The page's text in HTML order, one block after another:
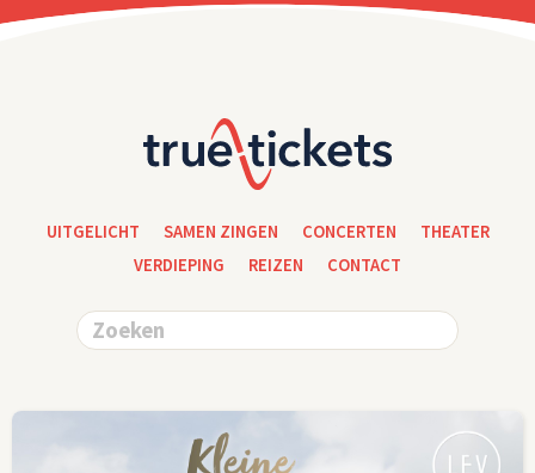
UITGELICHT SAMEN ZINGEN CONCERTEN
THEATER
VERDIEPING
REIZEN CONTACT